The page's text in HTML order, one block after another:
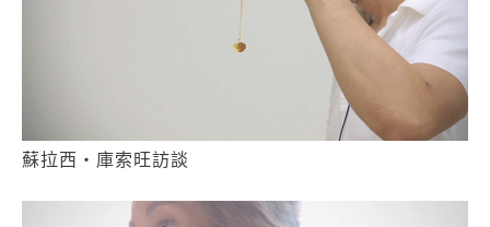
蘇拉西‧庫索旺訪談